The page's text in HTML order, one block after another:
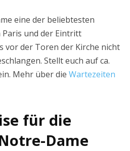
eine der beliebtesten
und der Eintritt
vor der Toren der Kirche nicht
Stellt euch auf ca.
Mehr über die Wartezeiten
für die
Dame